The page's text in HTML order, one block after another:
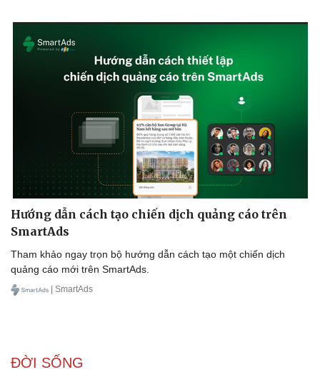
Hướng dẫn cách tạo chiến dịch quảng cáo trên
SmartAds
Tham khảo ngay trọn bộ hướng dẫn cách tạo một chiến dịch
quảng cáo mới trên SmartAds.
| SmartAds
ĐỜI SỐNG